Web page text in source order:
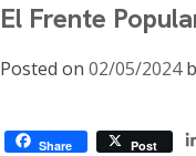
El Frente
Posted on 02/05/2024
Share Post